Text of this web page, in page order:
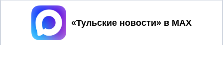
Принять